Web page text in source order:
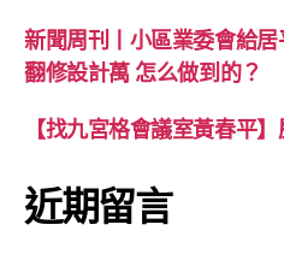
新聞周刊丨小區業委會給
翻修設計萬 怎么做到的？
【找九宮格會議室黃春平
近期留言